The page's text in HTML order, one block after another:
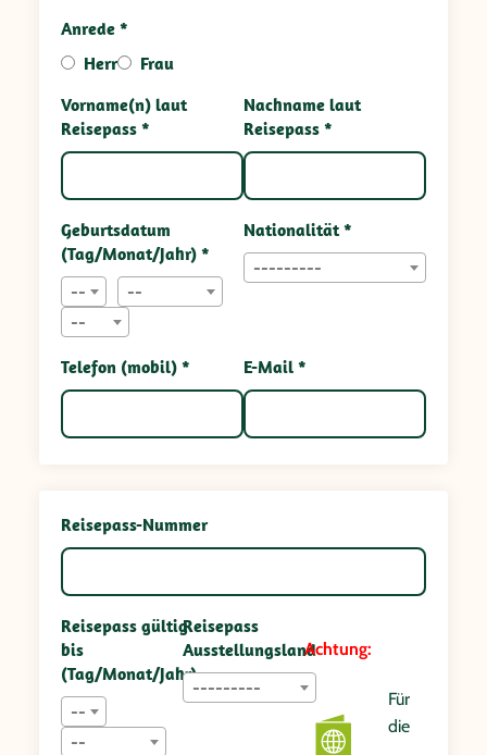
Anrede *
Herr
Frau
Vorname(n) laut
Reisepass *
Nachname laut
Reisepass *
Geburtsdatum
(Tag/Monat/Jahr) *
--
--
--
Nationalität *
---------
Telefon (mobil) * E-Mail *
Reisepass-Nummer
Reisepass gültig
bis
(Tag/Monat/Jahr)
--
--
Reisepass
Ausstellungsland
---------
Achtung:
Für
die